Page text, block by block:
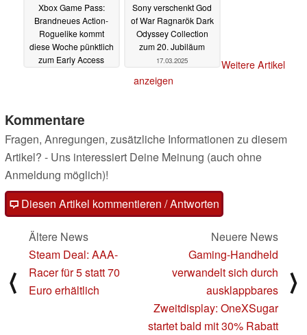
Xbox Game Pass:
Brandneues Action-
Roguelike kommt
diese Woche pünktlich
zum Early Access
Sony verschenkt God
of War Ragnarök Dark
Odyssey Collection
zum 20. Jubiläum
17.03.2025
Weitere Artikel
anzeigen
Kommentare
Fragen, Anregungen, zusätzliche Informationen zu diesem
Artikel? - Uns interessiert Deine Meinung (auch ohne
Anmeldung möglich)!
Diesen Artikel kommentieren / Antworten
⟨
Ältere News
Steam Deal: AAA-
Racer für 5 statt 70
Euro erhältlich
Neuere News
Gaming-Handheld
verwandelt sich durch
ausklappbares
Zweitdisplay: OneXSugar
startet bald mit 30% Rabatt
⟩